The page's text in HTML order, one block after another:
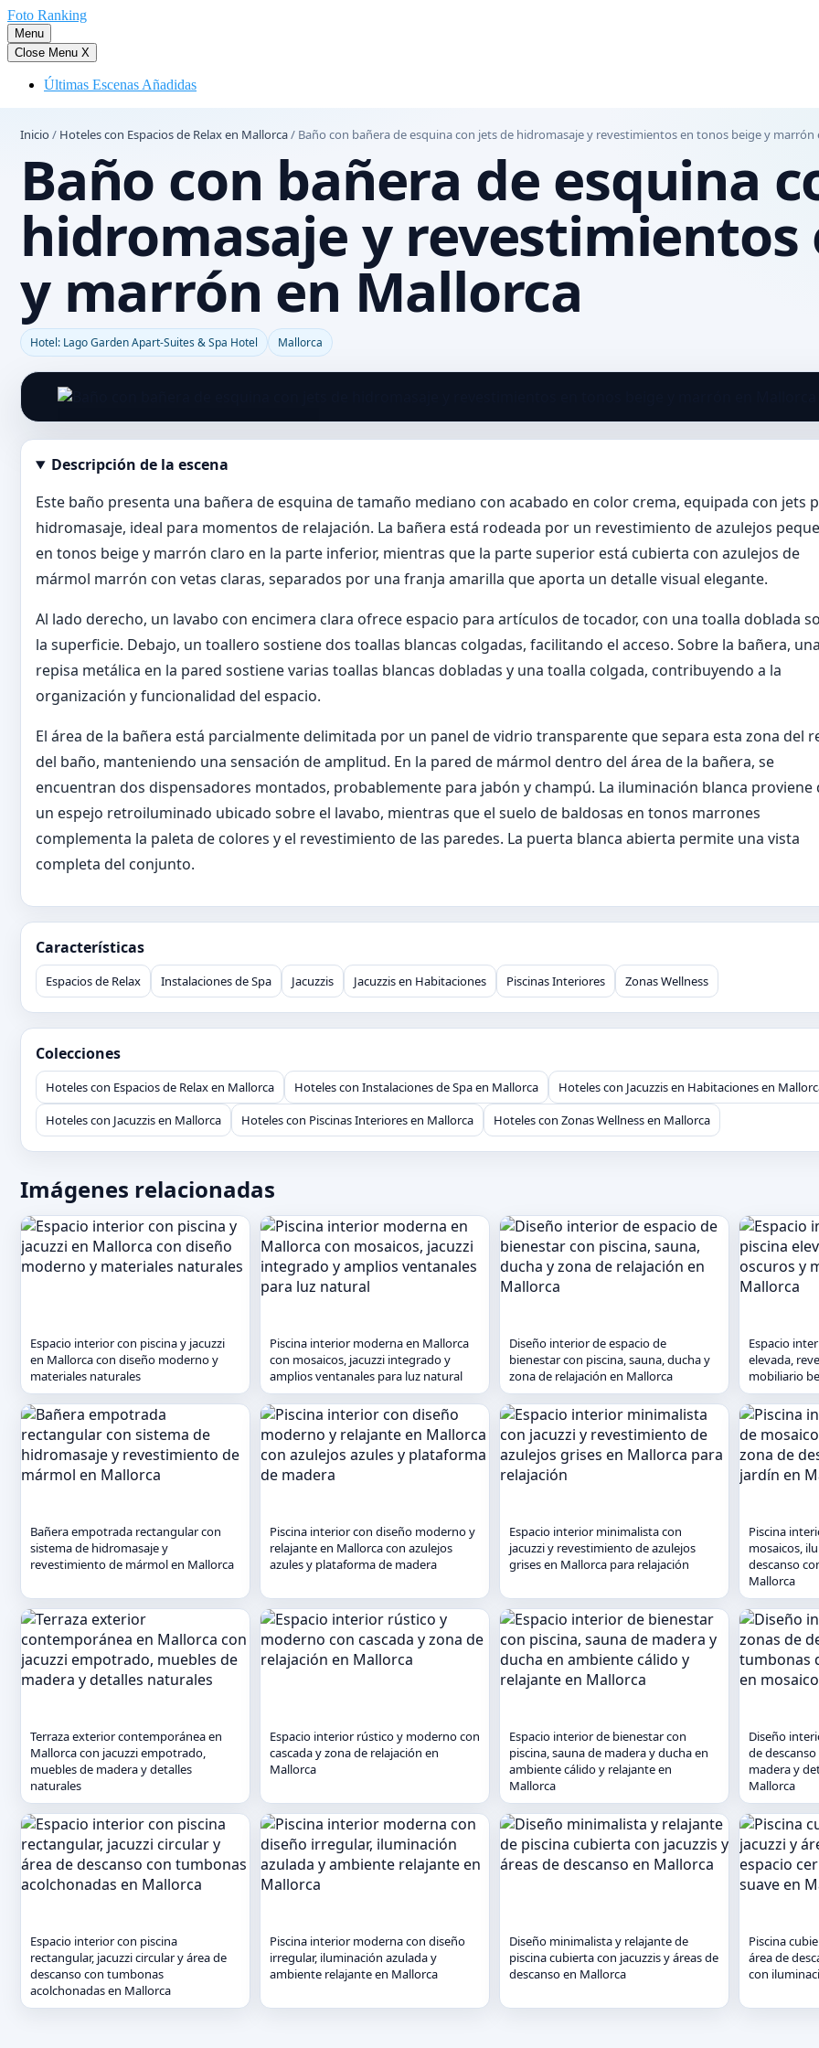
Saltar
al
contenido
Foto Ranking
Menu
Close Menu X
Últimas Escenas Añadidas
Inicio/ Hoteles con Espacios de Relax en Mallorca/ Baño con bañera de esquina con jets de hidromasaje y revestimientos en tonos beige y marrón
Baño con bañera de esquina
hidromasaje y revestimientos
y marrón en Mallorca
Hotel: Lago Garden Apart-Suites & Spa Hotel Mallorca
Abrir imagen en tamaño completo
Descripción de la escena
Este baño presenta una bañera de esquina de tamaño mediano con acabado en color crema, equipada con jets
hidromasaje, ideal para momentos de relajación. La bañera está rodeada por un revestimiento de azulejos
en tonos beige y marrón claro en la parte inferior, mientras que la parte superior está cubierta con azulejos de
mármol marrón con vetas claras, separados por una franja amarilla que aporta un detalle visual elegante.
Al lado derecho, un lavabo con encimera clara ofrece espacio para artículos de tocador, con una toalla doblada
la superficie. Debajo, un toallero sostiene dos toallas blancas colgadas, facilitando el acceso. Sobre la bañera,
repisa metálica en la pared sostiene varias toallas blancas dobladas y una toalla colgada, contribuyendo a la
organización y funcionalidad del espacio.
El área de la bañera está parcialmente delimitada por un panel de vidrio transparente que separa esta zona del
del baño, manteniendo una sensación de amplitud. En la pared de mármol dentro del área de la bañera, se
encuentran dos dispensadores montados, probablemente para jabón y champú. La iluminación blanca proviene
un espejo retroiluminado ubicado sobre el lavabo, mientras que el suelo de baldosas en tonos marrones
complementa la paleta de colores y el revestimiento de las paredes. La puerta blanca abierta permite una vista
completa del conjunto.
Características
Espacios de Relax Instalaciones de Spa Jacuzzis Jacuzzis en Habitaciones Piscinas Interiores Zonas Wellness
Colecciones
Hoteles con Espacios de Relax en Mallorca Hoteles con Instalaciones de Spa en Mallorca
Hoteles con Jacuzzis en Habitaciones en
Hoteles con Jacuzzis en Mallorca
Hoteles con Piscinas Interiores en Mallorca Hoteles con Zonas Wellness en Mallorca
Imágenes relacionadas
Espacio interior con piscina y jacuzzi
en Mallorca con diseño moderno y
materiales naturales
Piscina interior moderna en Mallorca
con mosaicos, jacuzzi integrado y
amplios ventanales para luz natural
Diseño interior de espacio de
bienestar con piscina, sauna, ducha y
zona de relajación en Mallorca
Espacio
elevada,
mobiliario
Bañera empotrada rectangular con
sistema de hidromasaje y
revestimiento de mármol en Mallorca
Piscina interior con diseño moderno y
relajante en Mallorca con azulejos
azules y plataforma de madera
Espacio interior minimalista con
jacuzzi y revestimiento de azulejos
grises en Mallorca para relajación
Piscina
mosaicos,
descanso
Mallorca
Terraza exterior contemporánea en
Mallorca con jacuzzi empotrado,
muebles de madera y detalles
naturales
Espacio interior rústico y moderno con
cascada y zona de relajación en
Mallorca
Espacio interior de bienestar con
piscina, sauna de madera y ducha en
ambiente cálido y relajante en
Mallorca
Diseño
de
madera y
Mallorca
Espacio interior con piscina
rectangular, jacuzzi circular y área de
descanso con tumbonas
acolchonadas en Mallorca
Piscina interior moderna con diseño
irregular, iluminación azulada y
ambiente relajante en Mallorca
Diseño minimalista y relajante de
piscina cubierta con jacuzzis y áreas de
descanso en Mallorca
Piscina
área de
con